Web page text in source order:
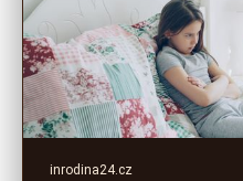
inrodina24.cz